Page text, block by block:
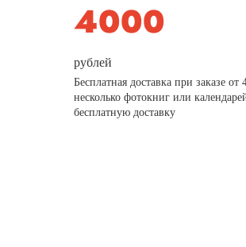
рублей
Бесплатная доставка при заказе
несколько фотокниг или
бесплатную доставку